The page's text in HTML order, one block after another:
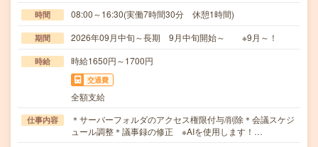
時間 08:00～16:30(実働7時間30分 休憩1時間)
期間 2026年09月中旬～長期 9月中旬開始～ ※9月～！
時給 時給1650円～1700円
交通費
全額支給
仕事内容
＊サーバーフォルダのアクセス権限付与/削除＊会議スケジ
ュール調整＊議事録の修正 ※AIを使用します！…